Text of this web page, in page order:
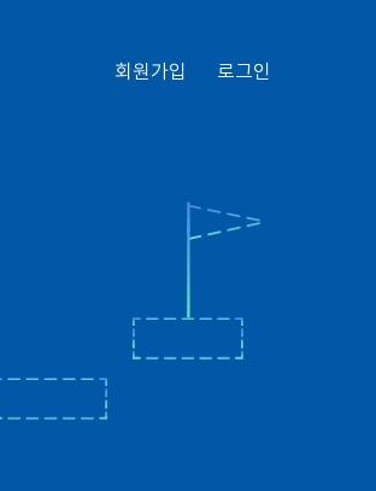
회원가입 로그인